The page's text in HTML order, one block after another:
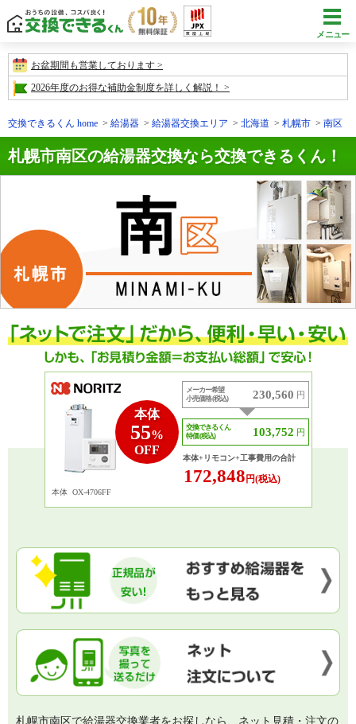
メニュー
お盆期間も営業しております
2026年度のお得な補助金制度を詳しく解説！
交換できるくん home 給湯器 給湯器交換エリア 北海道 札幌市 南区
札幌市南区の給湯器交換なら交換できるくん！
本体
55%
OFF
本体 OX-4706FF
メーカー希望
小売価格 (税込)
230,560 円
交換できるくん
特価 (税込)
103,752 円
本体+リモコン+工事費用の合計
172,848円(税込)
札幌市南区で給湯器交換業者をお探しなら、ネット見積・注文の